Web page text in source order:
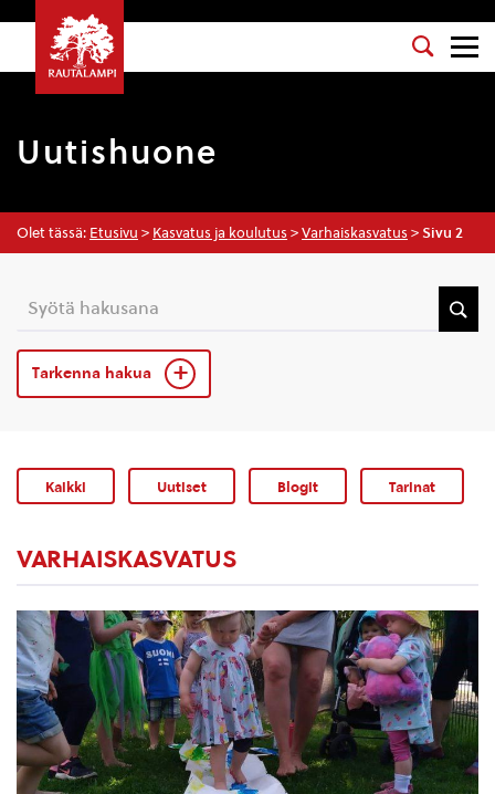
Uutishuone
Olet tässä: Etusivu > Kasvatus ja koulutus > Varhaiskasvatus > Sivu 2
Tarkenna hakua
Kaikki Uutiset Blogit Tarinat
VARHAISKASVATUS